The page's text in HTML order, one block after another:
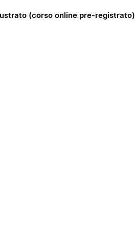
(corso online pre-registrato)